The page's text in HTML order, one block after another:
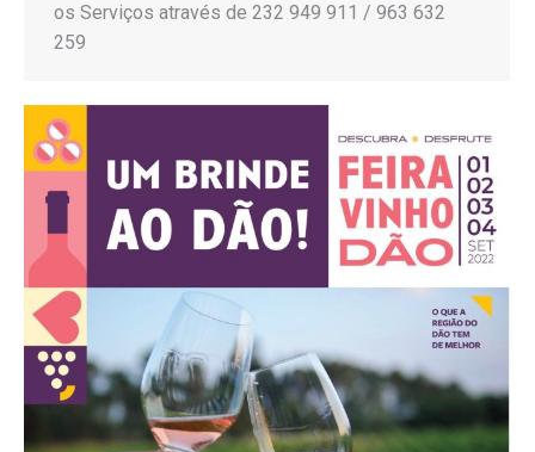
os Serviços através de 232 949 911 / 963 632
259